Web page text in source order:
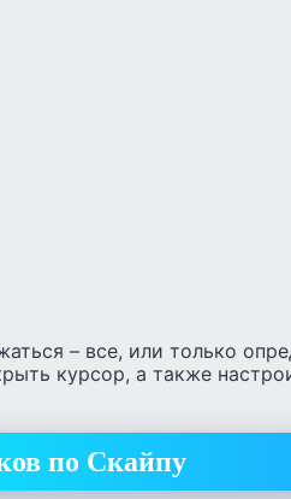
– все, или только
курсор, а также
по Скайпу